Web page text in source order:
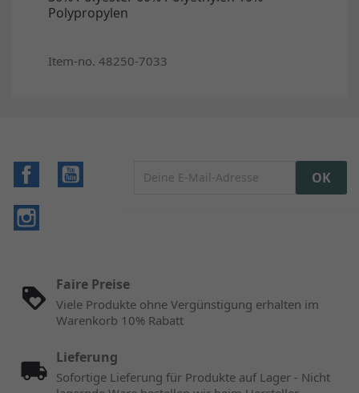
Polypropylen
Item-no. 48250-7033
Facebook
Faire Preise
Viele Produkte ohne Vergünstigung erhalten im
Warenkorb 10% Rabatt
Lieferung
Sofortige Lieferung für Produkte auf Lager - Nicht